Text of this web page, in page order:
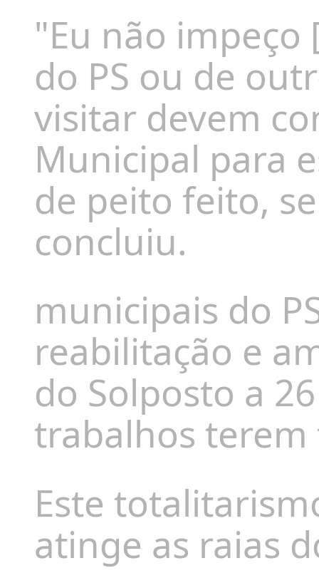
"Eu não
do PS ou de
visitar devem
Municipal para
de peito feito,
concluiu.
municipais do
reabilitação e
do Solposto a
trabalhos
Este
atinge as raias